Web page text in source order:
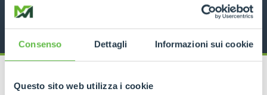
Consenso Dettagli Informazioni sui cookie
Questo sito web utilizza i cookie